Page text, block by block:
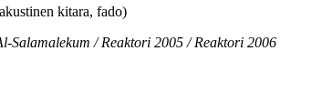
kitara, fado)
Salamalekum / Reaktori 2005 / Reaktori 2006